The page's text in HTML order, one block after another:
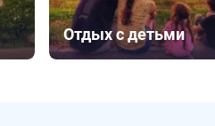
Отдых с детьми